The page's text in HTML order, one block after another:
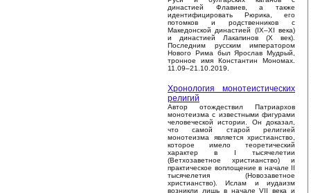
династией Флавиев, а также
идентифицировать Рюрика, его
потомков и родственников с
Македонской династией (IX–XI века)
и династией Лакапинов (X век).
Последним русским императором
Нового Рима был Ярослав Мудрый,
тронное имя Константин Мономах.
11.09–21.10.2019.
Хронология монотеистических
религий
Автор отождествил Патриархов
монотеизма с известными фигурами
человеческой истории. Он доказал,
что самой старой религией
монотеизма является христианство,
которое имело теоретический
характер в I тысячелетии
(Ветхозаветное христианство) и
практическое воплощение в начале II
тысячелетия (Новозаветное
христианство). Ислам и иудаизм
возникли лишь в начале VII века и